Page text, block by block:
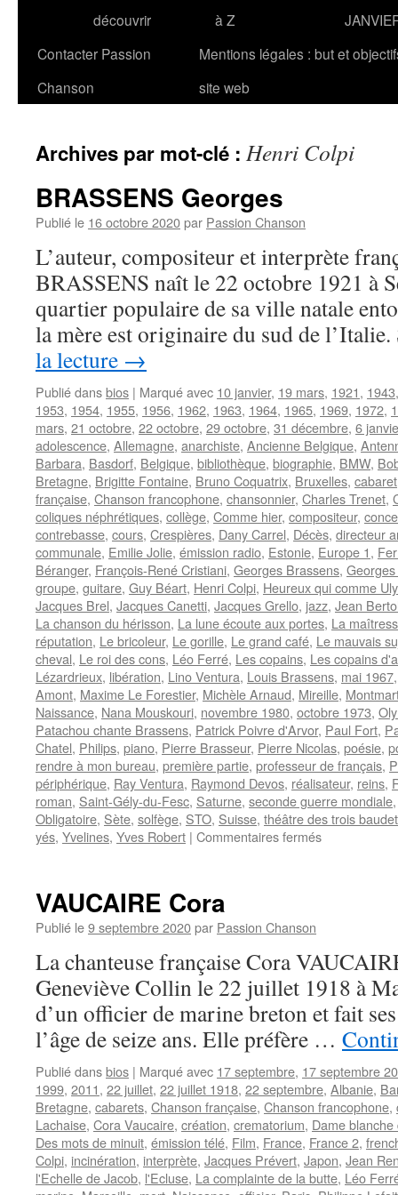
découvrir
à Z
Contacter Passion
Chanson
Mentions légales : but et
site web
Archives par mot-clé : Henri Colpi
BRASSENS Georges
Publié le 16 octobre 2020par Passion Chanson
L’auteur, compositeur et interprète
BRASSENS naît le 22 octobre 1921 à
quartier populaire de sa ville natale
la mère est originaire du sud de
la lecture →
Publié dansbios | Marqué avec 10 janvier, 19 mars, 1921, 1943
1953, 1954, 1955, 1956, 1962, 1963, 1964, 1965, 1969, 1972,
mars, 21 octobre, 22 octobre, 29 octobre, 31 décembre, 6
adolescence, Allemagne, anarchiste, Ancienne Belgique,
Barbara, Basdorf, Belgique, bibliothèque, biographie, BMW,
Bretagne, Brigitte Fontaine, Bruno Coquatrix, Bruxelles, cabaret
française, Chanson francophone, chansonnier, Charles Trenet,
coliques néphrétiques, collège, Comme hier, compositeur,
contrebasse, cours, Crespières, Dany Carrel, Décès, directeur
communale, Emilie Jolie, émission radio, Estonie, Europe 1,
Béranger, François-René Cristiani, Georges Brassens,
groupe, guitare, Guy Béart, Henri Colpi, Heureux qui comme
Jacques Brel, Jacques Canetti, Jacques Grello, jazz, Jean
La chanson du hérisson, La lune écoute aux portes, La
réputation, Le bricoleur, Le gorille, Le grand café, Le mauvais
cheval, Le roi des cons, Léo Ferré, Les copains, Les copains
Lézardrieux, libération, Lino Ventura, Louis Brassens, mai 1967
Amont, Maxime Le Forestier, Michèle Arnaud, Mireille,
Naissance, Nana Mouskouri, novembre 1980, octobre 1973,
Patachou chante Brassens, Patrick Poivre d'Arvor, Paul Fort,
Chatel, Philips, piano, Pierre Brasseur, Pierre Nicolas, poésie,
rendre à mon bureau, première partie, professeur de français,
périphérique, Ray Ventura, Raymond Devos, réalisateur, reins,
roman, Saint-Gély-du-Fesc, Saturne, seconde guerre mondiale
Obligatoire, Sète, solfège, STO, Suisse, théâtre des trois
yés, Yvelines, Yves Robert | Commentaires ferméssur
VAUCAIRE Cora
Publié le9 septembre 2020par Passion Chanson
La chanteuse française Cora
Geneviève Collin le 22 juillet 1918 à
d’un officier de marine breton et fait
l’âge de seize ans. Elle préfère …
Publié dansbios | Marqué avec 17 septembre, 17 septembre
1999, 2011, 22 juillet, 22 juillet 1918, 22 septembre, Albanie,
Bretagne, cabarets, Chanson française, Chanson francophone,
Lachaise, Cora Vaucaire, création, crematorium, Dame
Des mots de minuit, émission télé, Film, France, France 2,
Colpi, incinération, interprète, Jacques Prévert, Japon, Jean
l'Echelle de Jacob, l'Ecluse, La complainte de la butte, Léo